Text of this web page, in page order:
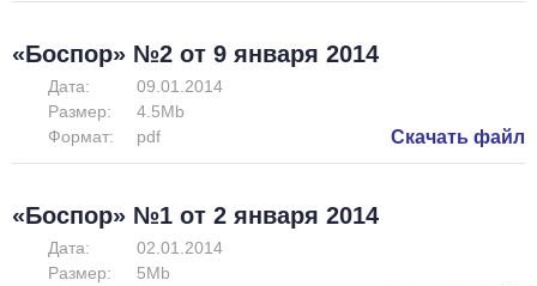
«Боспор» №2 от 9 января 2014
Дата:
09.01.2014
Размер:
4.5Mb
Формат:
pdf Скачать файл
«Боспор» №1 от 2 января 2014
Дата:
02.01.2014
Размер:
5Mb